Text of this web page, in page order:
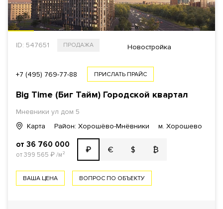
ID: 547651 ПРОДАЖА Новостройка
+7 (495) 769-77-88 ПРИСЛАТЬ ПРАЙС
Big Time (Биг Тайм) Городской квартал
Мневники ул дом 5
Карта
Район: Хорошёво-Мнёвники м. Хорошево
от 36 760 000
от 399 565 ₽/м² ₽ € $ ₿
ВАША ЦЕНА ВОПРОС ПО ОБЪЕКТУ